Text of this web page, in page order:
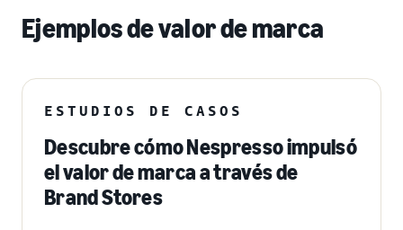
Ejemplos de valor de marca
ESTUDIOS DE CASOS
Descubre cómo Nespresso impulsó
el valor de marca a través de
Brand Stores